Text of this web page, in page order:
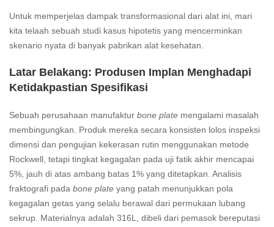
Untuk memperjelas dampak transformasional dari alat ini, mari
kita telaah sebuah studi kasus hipotetis yang mencerminkan
skenario nyata di banyak pabrikan alat kesehatan.
Latar Belakang: Produsen Implan Menghadapi
Ketidakpastian Spesifikasi
Sebuah perusahaan manufaktur bone plate mengalami masalah
membingungkan. Produk mereka secara konsisten lolos inspeksi
dimensi dan pengujian kekerasan rutin menggunakan metode
Rockwell, tetapi tingkat kegagalan pada uji fatik akhir mencapai
5%, jauh di atas ambang batas 1% yang ditetapkan. Analisis
fraktografi pada bone plate yang patah menunjukkan pola
kegagalan getas yang selalu berawal dari permukaan lubang
sekrup. Materialnya adalah 316L, dibeli dari pemasok bereputasi